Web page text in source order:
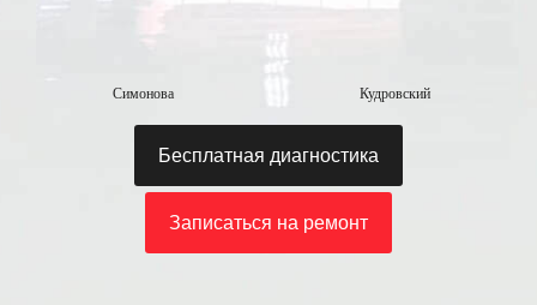
Симонова Кудровский
Бесплатная диагностика
Записаться на ремонт